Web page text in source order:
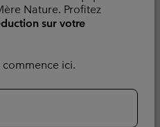
Nature. Profitez
sur votre
ici.
Manches Longues Alpine